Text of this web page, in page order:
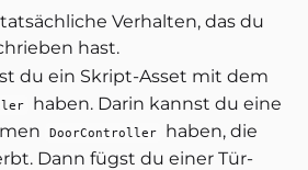
Verhalten, das du
hast.
du ein Skript-Asset mit dem
haben. Darin kannst du eine
DoorController
haben, die
Dann fügst du einer Tür-